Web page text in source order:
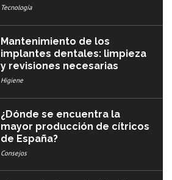
Tecnología
Mantenimiento de los
implantes dentales: limpieza
y revisiones necesarias
Higiene
¿Dónde se encuentra la
mayor producción de cítricos
de España?
Consejos